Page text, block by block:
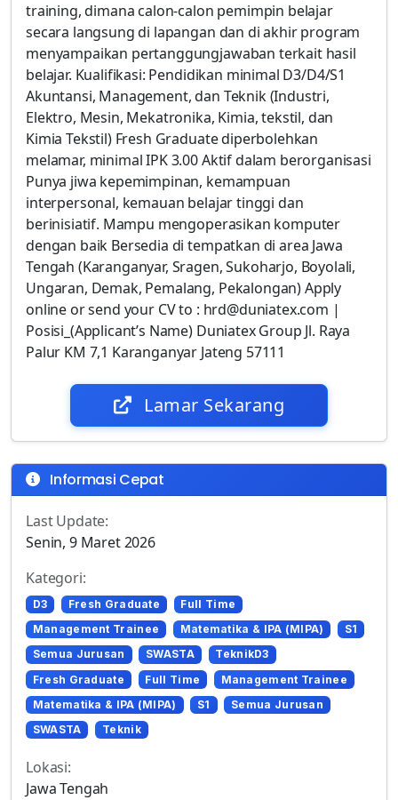
training, dimana calon-calon pemimpin belajar
secara langsung di lapangan dan di akhir program
menyampaikan pertanggungjawaban terkait hasil
belajar. Kualifikasi: Pendidikan minimal D3/D4/S1
Akuntansi, Management, dan Teknik (Industri,
Elektro, Mesin, Mekatronika, Kimia, tekstil, dan
Kimia Tekstil) Fresh Graduate diperbolehkan
melamar, minimal IPK 3.00 Aktif dalam berorganisasi
Punya jiwa kepemimpinan, kemampuan
interpersonal, kemauan belajar tinggi dan
berinisiatif. Mampu mengoperasikan komputer
dengan baik Bersedia di tempatkan di area Jawa
Tengah (Karanganyar, Sragen, Sukoharjo, Boyolali,
Ungaran, Demak, Pemalang, Pekalongan) Apply
online or send your CV to : hrd@duniatex.com |
Posisi_(Applicant’s Name) Duniatex Group Jl. Raya
Palur KM 7,1 Karanganyar Jateng 57111
Lamar Sekarang
Informasi Cepat
Last Update:
Senin, 9 Maret 2026
Kategori:
D3 Fresh Graduate
Full Time
Management Trainee
Matematika & IPA (MIPA)
S1
Semua Jurusan
SWASTA
TeknikD3
Fresh Graduate
Full Time
Management Trainee
Matematika & IPA (MIPA)
S1
Semua Jurusan
SWASTA
Teknik
Lokasi:
Jawa Tengah